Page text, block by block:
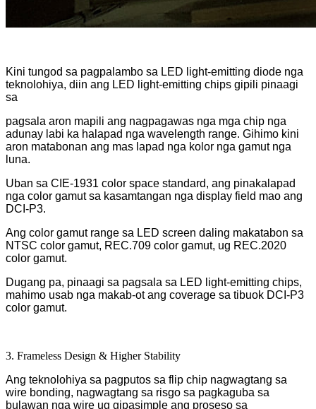
Kini tungod sa pagpalambo sa LED light-emitting diode nga
teknolohiya, diin ang LED light-emitting chips gipili pinaagi
sa
pagsala aron mapili ang nagpagawas nga mga chip nga
adunay labi ka halapad nga wavelength range. Gihimo kini
aron matabonan ang mas lapad nga kolor nga gamut nga
luna.
Uban sa CIE-1931 color space standard, ang pinakalapad
nga color gamut sa kasamtangan nga display field mao ang
DCI-P3.
Ang color gamut range sa LED screen daling makatabon sa
NTSC color gamut, REC.709 color gamut, ug REC.2020
color gamut.
Dugang pa, pinaagi sa pagsala sa LED light-emitting chips,
mahimo usab nga makab-ot ang coverage sa tibuok DCI-P3
color gamut.
3. Frameless Design & Higher Stability
Ang teknolohiya sa pagputos sa flip chip nagwagtang sa
wire bonding, nagwagtang sa risgo sa pagkaguba sa
bulawan nga wire ug gipasimple ang proseso sa